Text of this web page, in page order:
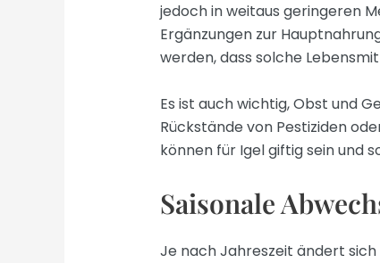
jedoch in weitaus geringeren
Ergänzungen zur
werden, dass solche
Es ist auch wichtig, Obst und
Rückstände von Pestiziden
können für Igel giftig sein und
Saisonale
Je nach Jahreszeit ändert sich